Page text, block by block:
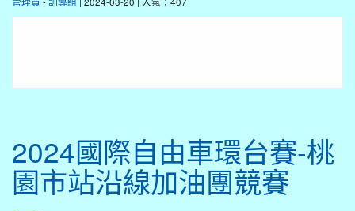
2024國際自由車環台賽-桃
園市站沿線加油團競賽